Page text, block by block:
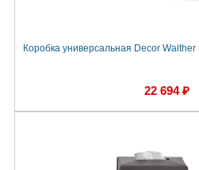
Коробка универсальная Decor
22 694 ₽